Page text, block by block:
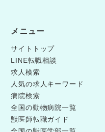
メニュー
サイトトップ
LINE転職相談
求人検索
人気の求人キーワード
病院検索
全国の動物病院一覧
獣医師転職ガイド